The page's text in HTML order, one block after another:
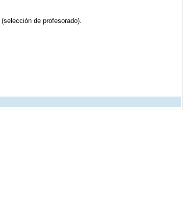
(selección de profesorado).